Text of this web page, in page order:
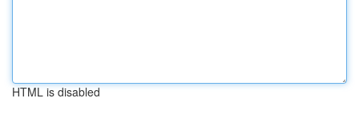
HTML is disabled